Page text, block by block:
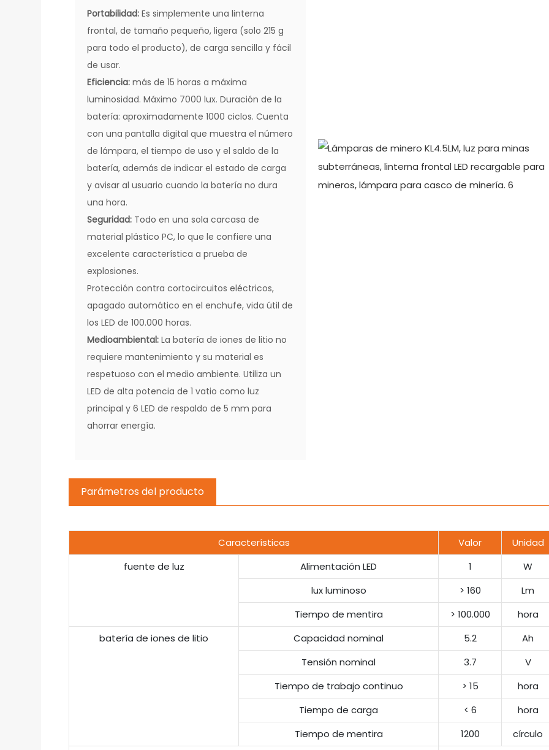
Portabilidad: Es simplemente una linterna
frontal, de tamaño pequeño, ligera (solo 215 g
para todo el producto), de carga sencilla y fácil
de usar.
Eficiencia: más de 15 horas a máxima
luminosidad. Máximo 7000 lux. Duración de la
batería: aproximadamente 1000 ciclos. Cuenta
con una pantalla digital que muestra el número
de lámpara, el tiempo de uso y el saldo de la
batería, además de indicar el estado de carga
y avisar al usuario cuando la batería no dura
una hora.
Seguridad: Todo en una sola carcasa de
material plástico PC, lo que le confiere una
excelente característica a prueba de
explosiones.
Protección contra cortocircuitos eléctricos,
apagado automático en el enchufe, vida útil de
los LED de 100.000 horas.
Medioambiental: La batería de iones de litio no
requiere mantenimiento y su material es
respetuoso con el medio ambiente. Utiliza un
LED de alta potencia de 1 vatio como luz
principal y 6 LED de respaldo de 5 mm para
ahorrar energía.
Parámetros del producto
Características Valor
Unidad
fuente de luz
Alimentación LED 1
W
lux luminoso
> 160
Lm
Tiempo de mentira
> 100.000
hora
batería de iones de litio
Capacidad nominal 5.2
Ah
Tensión nominal
3.7
V
Tiempo de trabajo continuo
> 15
hora
Tiempo de carga
< 6
hora
Tiempo de mentira
1200
círculo